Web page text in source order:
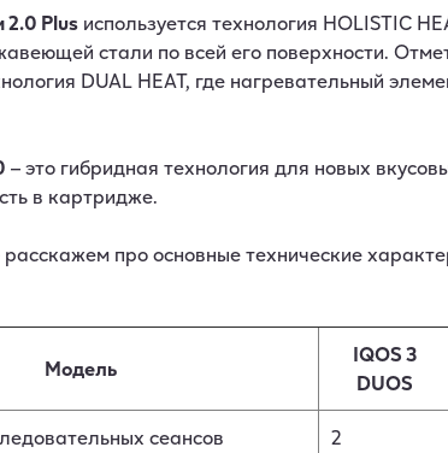
2.0 Plusиспользуется технология HOLISTIC
стали по всей его поверхности.
DUAL HEAT, где нагревательный
– это гибридная технология для новых
в картридже.
про основные технические
Модель
IQOS 3
DUOS
сеансов 2